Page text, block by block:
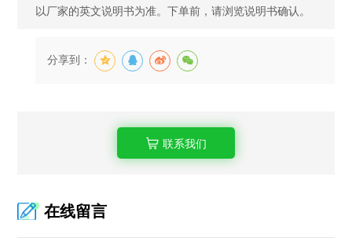
以厂家的英文说明书为准。下单前，请浏览说明书确认。
分享到：
联系我们
在线留言